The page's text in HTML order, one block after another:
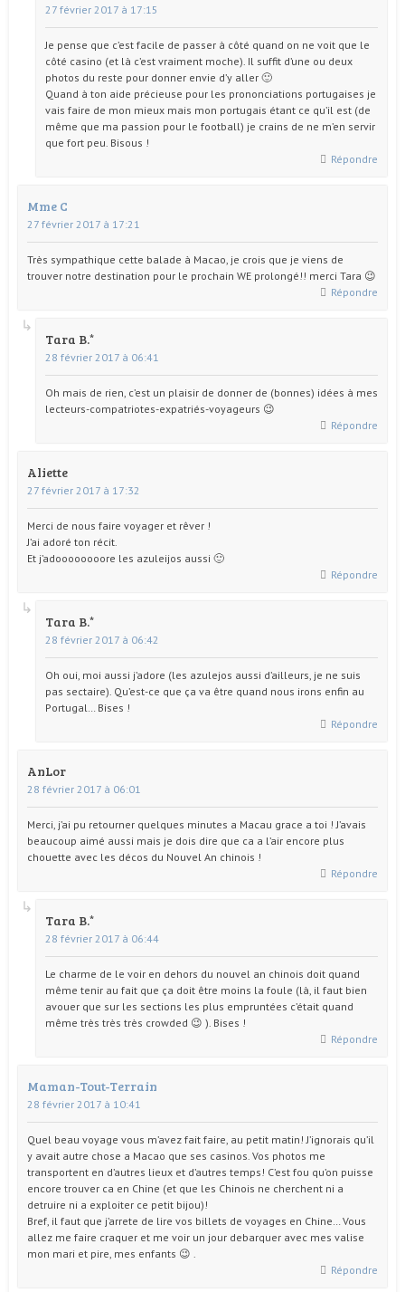
27 février 2017 à 17:15
Je pense que c’est facile de passer à côté quand on ne voit que le
côté casino (et là c’est vraiment moche). Il suffit d’une ou deux
photos du reste pour donner envie d’y aller 🙂
Quand à ton aide précieuse pour les prononciations portugaises je
vais faire de mon mieux mais mon portugais étant ce qu’il est (de
même que ma passion pour le football) je crains de ne m’en servir
que fort peu. Bisous !
Répondre
Mme C
27 février 2017 à 17:21
Très sympathique cette balade à Macao, je crois que je viens de
trouver notre destination pour le prochain WE prolongé!! merci Tara 😉
Répondre
Tara B.
28 février 2017 à 06:41
Oh mais de rien, c’est un plaisir de donner de (bonnes) idées à mes
lecteurs-compatriotes-expatriés-voyageurs 😉
Répondre
Aliette
27 février 2017 à 17:32
Merci de nous faire voyager et rêver !
J’ai adoré ton récit.
Et j’adoooooooore les azuleijos aussi 🙂
Répondre
Tara B.
28 février 2017 à 06:42
Oh oui, moi aussi j’adore (les azulejos aussi d’ailleurs, je ne suis
pas sectaire). Qu’est-ce que ça va être quand nous irons enfin au
Portugal… Bises !
Répondre
AnLor
28 février 2017 à 06:01
Merci, j’ai pu retourner quelques minutes a Macau grace a toi ! J’avais
beaucoup aimé aussi mais je dois dire que ca a l’air encore plus
chouette avec les décos du Nouvel An chinois !
Répondre
Tara B.
28 février 2017 à 06:44
Le charme de le voir en dehors du nouvel an chinois doit quand
même tenir au fait que ça doit être moins la foule (là, il faut bien
avouer que sur les sections les plus empruntées c’était quand
même très très très crowded 😉 ). Bises !
Répondre
Maman-Tout-Terrain
28 février 2017 à 10:41
Quel beau voyage vous m’avez fait faire, au petit matin! J’ignorais qu’il
y avait autre chose a Macao que ses casinos. Vos photos me
transportent en d’autres lieux et d’autres temps! C’est fou qu’on puisse
encore trouver ca en Chine (et que les Chinois ne cherchent ni a
detruire ni a exploiter ce petit bijou)!
Bref, il faut que j’arrete de lire vos billets de voyages en Chine… Vous
allez me faire craquer et me voir un jour debarquer avec mes valise
mon mari et pire, mes enfants 😉 .
Répondre